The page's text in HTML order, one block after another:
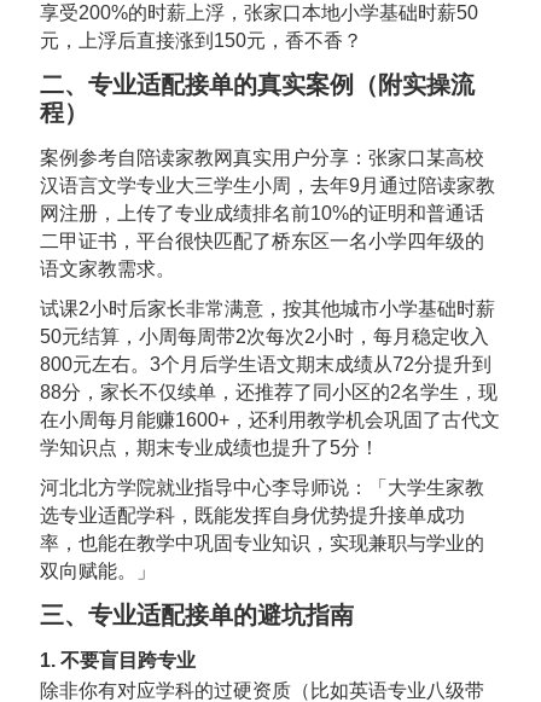
享受200%的时薪上浮，张家口本地小学基础时薪50
元，上浮后直接涨到150元，香不香？
二、专业适配接单的真实案例（附实操流
程）
案例参考自陪读家教网真实用户分享：张家口某高校
汉语言文学专业大三学生小周，去年9月通过陪读家教
网注册，上传了专业成绩排名前10%的证明和普通话
二甲证书，平台很快匹配了桥东区一名小学四年级的
语文家教需求。
试课2小时后家长非常满意，按其他城市小学基础时薪
50元结算，小周每周带2次每次2小时，每月稳定收入
800元左右。3个月后学生语文期末成绩从72分提升到
88分，家长不仅续单，还推荐了同小区的2名学生，现
在小周每月能赚1600+，还利用教学机会巩固了古代文
学知识点，期末专业成绩也提升了5分！
河北北方学院就业指导中心李导师说：「大学生家教
选专业适配学科，既能发挥自身优势提升接单成功
率，也能在教学中巩固专业知识，实现兼职与学业的
双向赋能。」
三、专业适配接单的避坑指南
1. 不要盲目跨专业
除非你有对应学科的过硬资质（比如英语专业八级带